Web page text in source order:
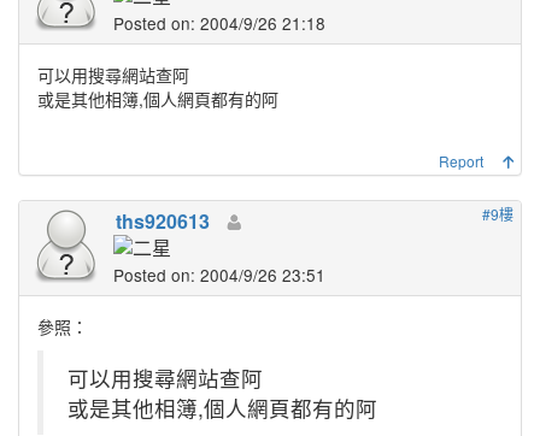
Posted on: 2004/9/26 21:18
可以用搜尋網站查阿
或是其他相簿,個人網頁都有的阿
Report
#9樓
ths920613
Posted on: 2004/9/26 23:51
參照：
可以用搜尋網站查阿
或是其他相簿,個人網頁都有的阿